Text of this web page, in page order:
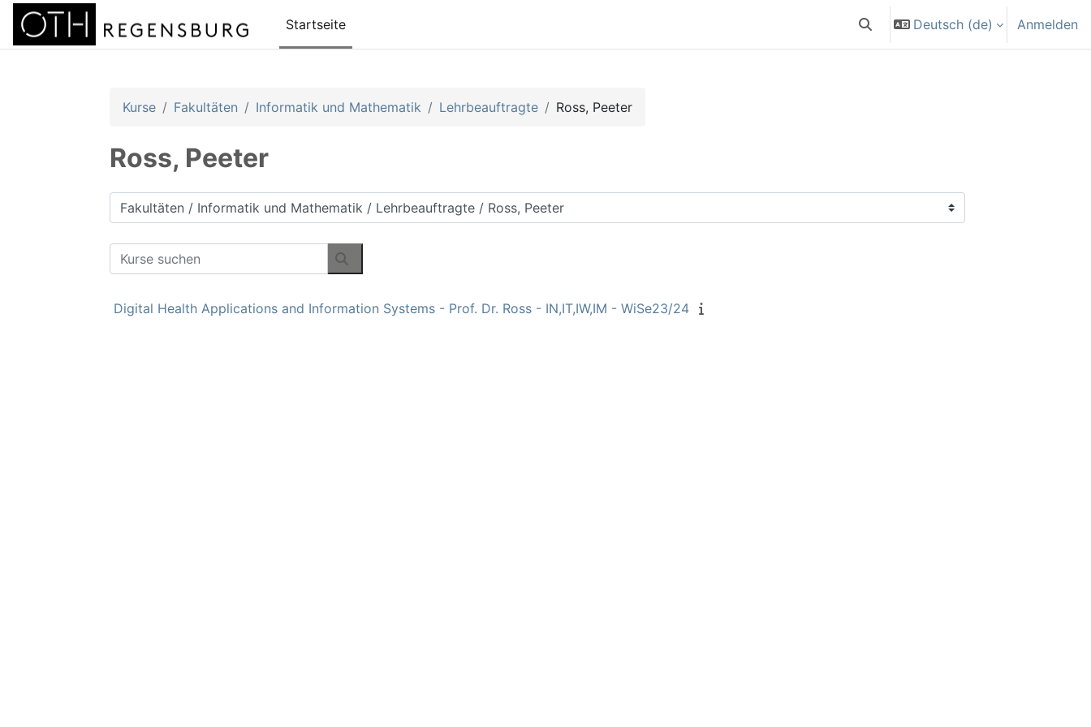
Zum Hauptinhalt
Startseite
Sucheingabe umschalten
Deutsch ‎(de)‎ Anmelden
Kurse Fakultäten Informatik und Mathematik Lehrbeauftragte Ross, Peeter
Ross, Peeter
Kursbereiche
Kurse suchen
Kurse suchen
Digital Health Applications and Information Systems - Prof. Dr. Ross - IN,IT,IW,IM - WiSe23/24